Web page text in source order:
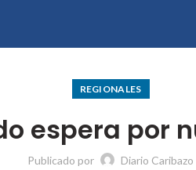
REGIONALES
espera por
Publicado por Diario Caribazo